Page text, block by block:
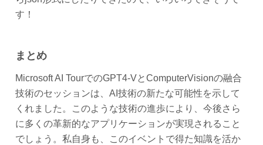
す！
まとめ
Microsoft AI TourでのGPT4-VとComputerVisionの融合
技術のセッションは、AI技術の新たな可能性を示して
くれました。このような技術の進歩により、今後さら
に多くの革新的なアプリケーションが実現されること
でしょう。私自身も、このイベントで得た知識を活か